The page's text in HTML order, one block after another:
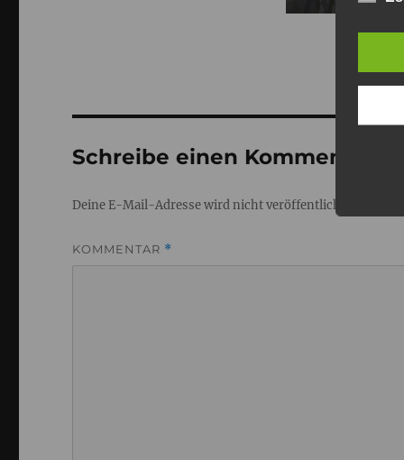
Schreibe einen Kommentar
Deine E-Mail-Adresse wird nicht veröffentlicht.
KOMMENTAR *